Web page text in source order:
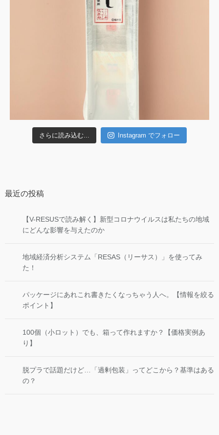
さらに読み込む... Instagram でフォロー
最近の投稿
【V-RESUSで読み解く】新型コロナウイルスは私たちの地域
にどんな影響を与えたのか
地域経済分析システム「RESAS（リーサス）」を使ってみ
た！
パッケージにあれこれ書きたくなっちゃう人へ。【情報を絞る
ポイント】
100個（小ロット）でも、箱って作れますか？【価格実例あ
り】
脱プラで話題だけど…「過剰包装」ってどこから？基準はある
の？